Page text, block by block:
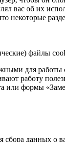
вас об их
некоторые
файлы
для работы
работу
или формы
сбора данных о